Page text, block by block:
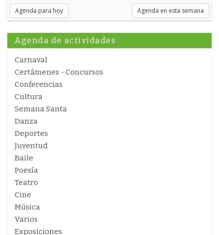
Agenda para hoy Agenda en esta semana
Agenda de actividades
Carnaval
Certámenes - Concursos
Conferencias
Cultura
Semana Santa
Danza
Deportes
Juventud
Baile
Poesía
Teatro
Cine
Música
Varios
Exposiciones